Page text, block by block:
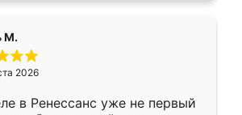
М.
2026
в Ренессанс уже не первый